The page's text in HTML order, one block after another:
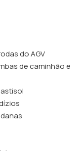
do AGV
de caminhão e